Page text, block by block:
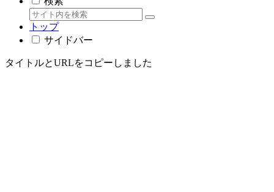
トップ
サイドバー
タイトルとURLをコピーしました